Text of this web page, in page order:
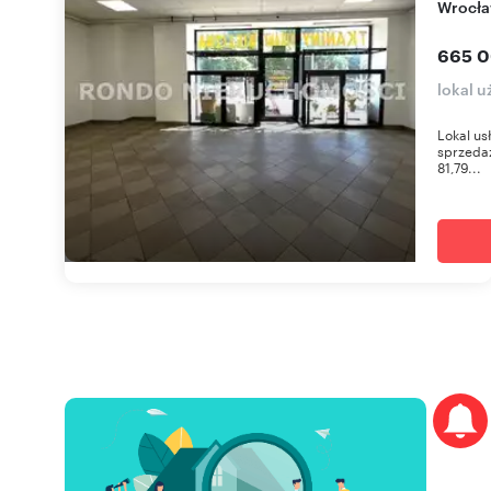
665
lokal
Lokal
81,79...